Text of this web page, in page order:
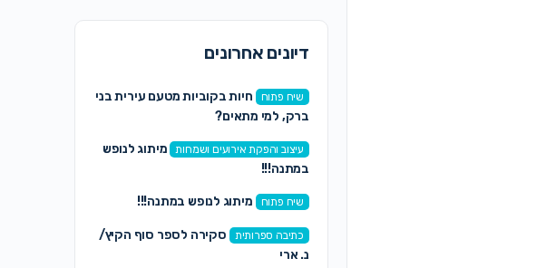
דיונים אחרונים
שיח פתוח
חיות בקוביות מטעם עירית בני
ברק, למי מתאים?
עיצוב והפקת אירועים ושמחות
מיתוג לנופש
במתנה!!!
שיח פתוח מיתוג לנופש במתנה!!!
כתיבה ספרותית
סקירה לספר סוף הקיץ/
נ. ארי